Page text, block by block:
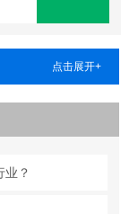
点击展开+
业？